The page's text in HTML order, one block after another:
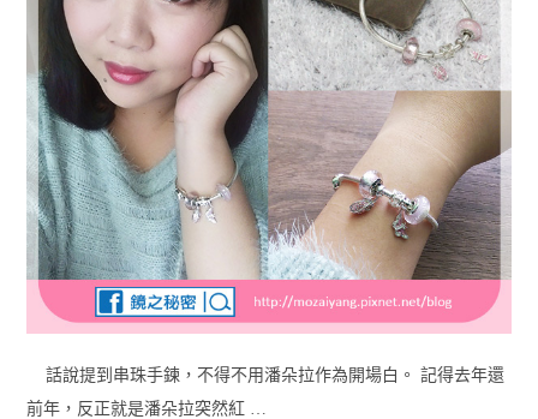
話說提到串珠手鍊，不得不用潘朵拉作為開場白。 記得去年還
前年，反正就是潘朵拉突然紅 …